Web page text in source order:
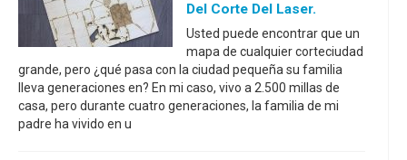
Del Corte Del Laser.
Usted puede encontrar que un
mapa de cualquier corteciudad
grande, pero ¿qué pasa con la ciudad pequeña su familia
lleva generaciones en? En mi caso, vivo a 2.500 millas de
casa, pero durante cuatro generaciones, la familia de mi
padre ha vivido en u